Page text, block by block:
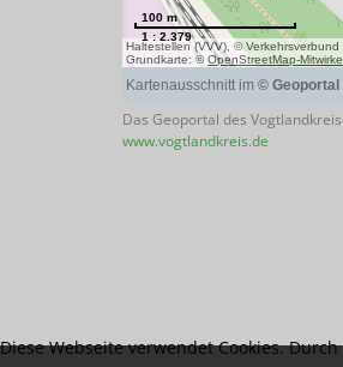
Das Geoportal des
www.vogtlandkreis.de
Diese Webseite verwendet Cookies.